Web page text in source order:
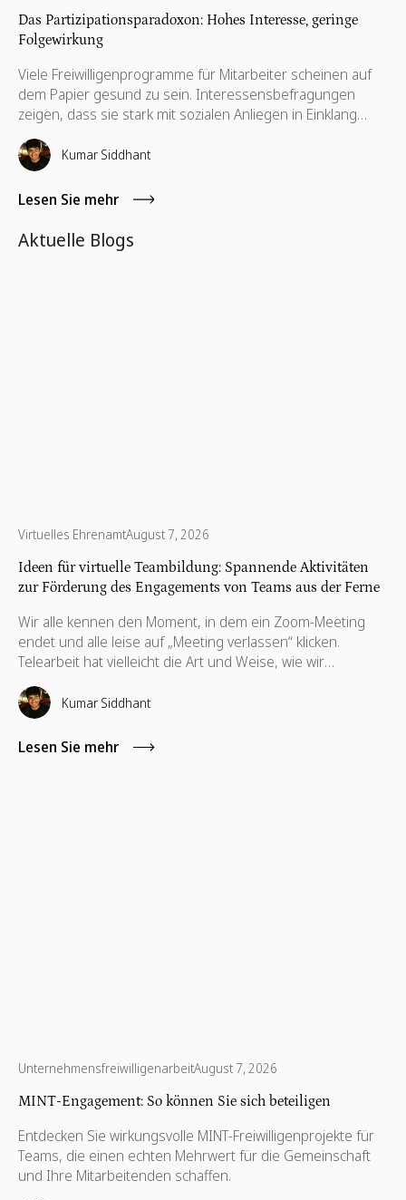
Das Partizipationsparadoxon: Hohes Interesse, geringe
Folgewirkung
Viele Freiwilligenprogramme für Mitarbeiter scheinen auf
dem Papier gesund zu sein. Interessensbefragungen
zeigen, dass sie stark mit sozialen Anliegen in Einklang
stehen. Kampagnen generieren Klicks. Auf Anmeldeseiten
wird Traffic angezeigt. Und doch kommt die Teilnahme oft
nicht auf konsistente Weise zustande.
Kumar Siddhant
Lesen Sie mehr
Aktuelle Blogs
Virtuelles EhrenamtAugust 7, 2026
Ideen für virtuelle Teambildung: Spannende Aktivitäten
zur Förderung des Engagements von Teams aus der Ferne
Wir alle kennen den Moment, in dem ein Zoom-Meeting
endet und alle leise auf „Meeting verlassen“ klicken.
Telearbeit hat vielleicht die Art und Weise, wie wir
zusammenarbeiten, neu definiert, aber es hat nichts an
dem geändert, wonach wir uns am meisten sehnen: echte
menschliche Verbindung. Hier machen virtuelle
Teambuilding-Ideen den entscheidenden Unterschied.
Kumar Siddhant
Lesen Sie mehr
UnternehmensfreiwilligenarbeitAugust 7, 2026
MINT-Engagement: So können Sie sich beteiligen
Entdecken Sie wirkungsvolle MINT-Freiwilligenprojekte für
Teams, die einen echten Mehrwert für die Gemeinschaft
und Ihre Mitarbeitenden schaffen.